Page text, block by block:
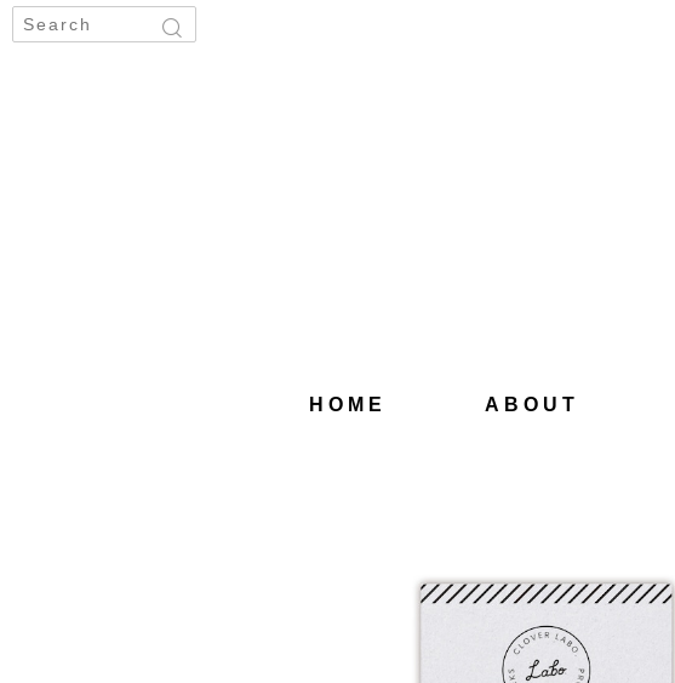
HOME ABOUT